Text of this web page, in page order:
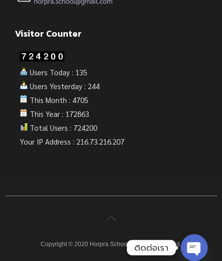
Visitor Counter
Users Today : 135
Users Yesterday : 244
This Month : 4705
This Year : 172863
Total Users : 724200
Your IP Address : 216.73.216.207
Copyright © 2020 Horpra School. All rights reserved.
ติดต่อเรา